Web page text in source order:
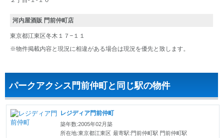
河内屋酒販 門前仲町店
東京都江東区冬木１７−１１
※物件掲載内容と現況に相違がある場合は現況を優先と致します。
パークアクシス門前仲町と同じ駅の物件
レジディア門前仲町
築年数:2005年02月築
所在地:東京都江東区 最寄駅:門前仲町駅 門前仲町駅